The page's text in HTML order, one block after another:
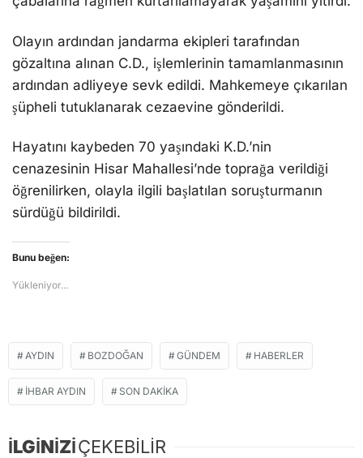
Olayın ardından jandarma ekipleri tarafından
gözaltına alınan C.D., işlemlerinin tamamlanmasının
ardından adliyeye sevk edildi. Mahkemeye çıkarılan
şüpheli tutuklanarak cezaevine gönderildi.
Hayatını kaybeden 70 yaşındaki K.D.’nin
cenazesinin Hisar Mahallesi’nde toprağa verildiği
öğrenilirken, olayla ilgili başlatılan soruşturmanın
sürdüğü bildirildi.
Bunu beğen:
Yükleniyor...
AYDIN BOZDOĞAN GÜNDEM HABERLER
İHBAR AYDIN SON DAKIKA
İLGİNİZİÇEKEBİLİR